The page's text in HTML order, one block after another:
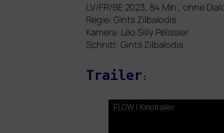
LV/FR/BE 2023, 84 Min., ohne
Regie: Gints Zilbalodis
Kamera: Léo Silly Pélissier
Schnitt: Gints Zilbalodis
Trailer :
FLOW l Kinotrailer